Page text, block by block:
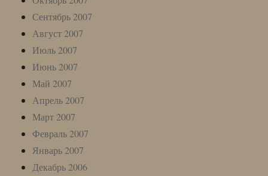
Сентябрь 2007
Август 2007
Июль 2007
Июнь 2007
Май 2007
Апрель 2007
Март 2007
Февраль 2007
Январь 2007
Декабрь 2006